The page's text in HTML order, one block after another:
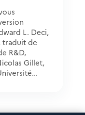
L. Deci,
traduit de
R&D,
Gillet,